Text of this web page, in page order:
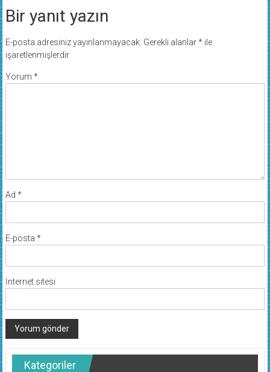
Bir yanıt yazın
E-posta adresiniz yayınlanmayacak. Gerekli alanlar*ile
işaretlenmişlerdir
Yorum *
Ad *
E-posta *
İnternet sitesi
Kategoriler